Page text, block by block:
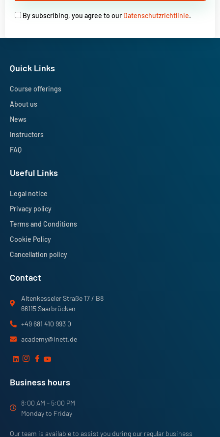
By subscribing, you agree to our Datenschutzrichtlinie.
Quick Links
Course offerings
About us
News
Instructors
FAQ
Useful Links
Legal notice
Privacy policy
Terms and Conditions
Cookie Policy
Cancellation policy
Contact
Altenkesseler Straße 17 / B8
66115 Saarbrücken
+49 681 410 993 0
academy@inett.de
Business hours
8:00 AM – 5:00 PM
Monday to Friday
Our team is available to assist you during our regular business